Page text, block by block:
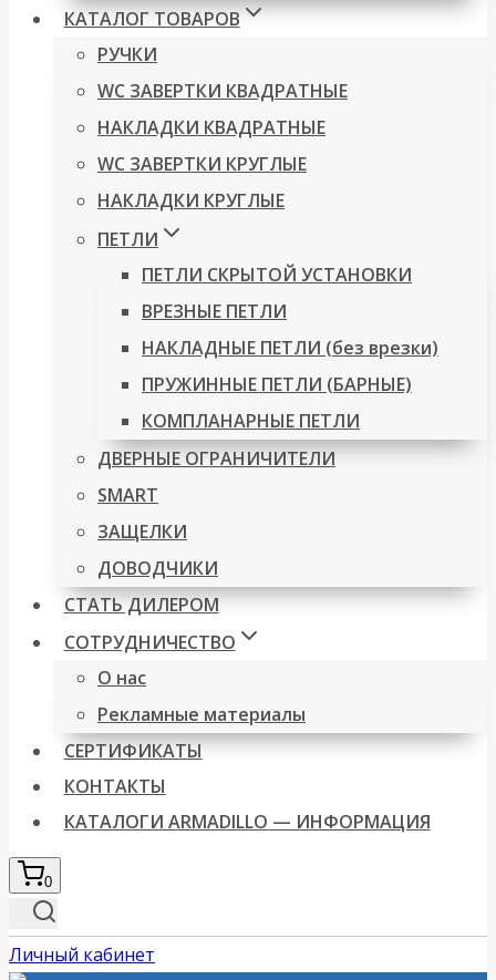
КАТАЛОГ ТОВАРОВ
РУЧКИ
WC ЗАВЕРТКИ КВАДРАТНЫЕ
НАКЛАДКИ КВАДРАТНЫЕ
WC ЗАВЕРТКИ КРУГЛЫЕ
НАКЛАДКИ КРУГЛЫЕ
ПЕТЛИ
ПЕТЛИ СКРЫТОЙ УСТАНОВКИ
ВРЕЗНЫЕ ПЕТЛИ
НАКЛАДНЫЕ ПЕТЛИ (без врезки)
ПРУЖИННЫЕ ПЕТЛИ (БАРНЫЕ)
КОМПЛАНАРНЫЕ ПЕТЛИ
ДВЕРНЫЕ ОГРАНИЧИТЕЛИ
SMART
ЗАЩЕЛКИ
ДОВОДЧИКИ
СТАТЬ ДИЛЕРОМ
СОТРУДНИЧЕСТВО
О нас
Рекламные материалы
СЕРТИФИКАТЫ
КОНТАКТЫ
КАТАЛОГИ ARMADILLO — ИНФОРМАЦИЯ
0
Личный кабинет